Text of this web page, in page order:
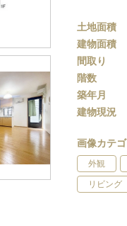
土地面積
建物面積
間取り
階数
築年月
建物現況
画像カテゴ
外観
リビング